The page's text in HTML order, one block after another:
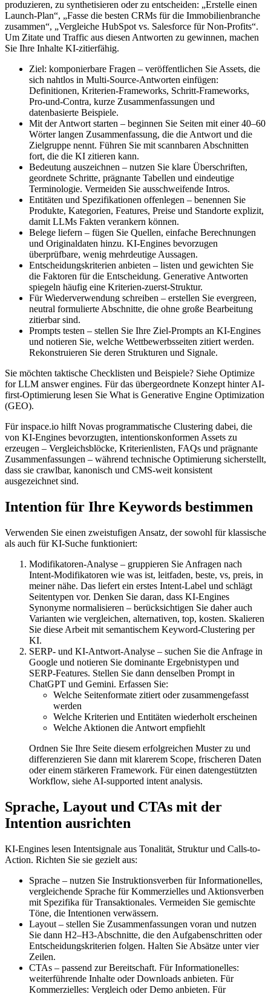
produzieren, zu synthetisieren oder zu entscheiden: „Erstelle einen
Launch-Plan“, „Fasse die besten CRMs für die Immobilienbranche
zusammen“, „Vergleiche HubSpot vs. Salesforce für Non-Profits“.
Um Zitate und Traffic aus diesen Antworten zu gewinnen, machen
Sie Ihre Inhalte KI-zitierfähig.
Ziel: komponierbare Fragen – veröffentlichen Sie Assets, die
sich nahtlos in Multi-Source-Antworten einfügen:
Definitionen, Kriterien-Frameworks, Schritt-Frameworks,
Pro-und-Contra, kurze Zusammenfassungen und
datenbasierte Beispiele.
Mit der Antwort starten – beginnen Sie Seiten mit einer 40–60
Wörter langen Zusammenfassung, die die Antwort und die
Zielgruppe nennt. Führen Sie mit scannbaren Abschnitten
fort, die die KI zitieren kann.
Bedeutung auszeichnen – nutzen Sie klare Überschriften,
geordnete Schritte, prägnante Tabellen und eindeutige
Terminologie. Vermeiden Sie ausschweifende Intros.
Entitäten und Spezifikationen offenlegen – benennen Sie
Produkte, Kategorien, Features, Preise und Standorte explizit,
damit LLMs Fakten verankern können.
Belege liefern – fügen Sie Quellen, einfache Berechnungen
und Originaldaten hinzu. KI-Engines bevorzugen
überprüfbare, wenig mehrdeutige Aussagen.
Entscheidungskriterien anbieten – listen und gewichten Sie
die Faktoren für die Entscheidung. Generative Antworten
spiegeln häufig eine Kriterien-zuerst-Struktur.
Für Wiederverwendung schreiben – erstellen Sie evergreen,
neutral formulierte Abschnitte, die ohne große Bearbeitung
zitierbar sind.
Prompts testen – stellen Sie Ihre Ziel-Prompts an KI-Engines
und notieren Sie, welche Wettbewerbsseiten zitiert werden.
Rekonstruieren Sie deren Strukturen und Signale.
Sie möchten taktische Checklisten und Beispiele? Siehe Optimize
for LLM answer engines. Für das übergeordnete Konzept hinter AI-
first-Optimierung lesen Sie What is Generative Engine Optimization
(GEO).
Für inspace.io hilft Novas programmatische Clustering dabei, die
von KI-Engines bevorzugten, intentionskonformen Assets zu
erzeugen – Vergleichsblöcke, Kriterienlisten, FAQs und prägnante
Zusammenfassungen – während technische Optimierung sicherstellt,
dass sie crawlbar, kanonisch und CMS-weit konsistent
ausgezeichnet sind.
Intention für Ihre Keywords bestimmen
Verwenden Sie einen zweistufigen Ansatz, der sowohl für klassische
als auch für KI-Suche funktioniert:
Modifikatoren-Analyse – gruppieren Sie Anfragen nach
Intent-Modifikatoren wie was ist, leitfaden, beste, vs, preis, in
meiner nähe. Das liefert ein erstes Intent-Label und schlägt
Seitentypen vor. Denken Sie daran, dass KI-Engines
Synonyme normalisieren – berücksichtigen Sie daher auch
Varianten wie vergleichen, alternativen, top, kosten. Skalieren
Sie diese Arbeit mit semantischem Keyword-Clustering per
KI.
SERP- und KI-Antwort-Analyse – suchen Sie die Anfrage in
Google und notieren Sie dominante Ergebnistypen und
SERP-Features. Stellen Sie dann denselben Prompt in
ChatGPT und Gemini. Erfassen Sie:
Welche Seitenformate zitiert oder zusammengefasst
werden
Welche Kriterien und Entitäten wiederholt erscheinen
Welche Aktionen die Antwort empfiehlt
Ordnen Sie Ihre Seite diesem erfolgreichen Muster zu und
differenzieren Sie dann mit klarerem Scope, frischeren Daten
oder einem stärkeren Framework. Für einen datengestützten
Workflow, siehe AI-supported intent analysis.
Sprache, Layout und CTAs mit der
Intention ausrichten
KI-Engines lesen Intentsignale aus Tonalität, Struktur und Calls-to-
Action. Richten Sie sie gezielt aus:
Sprache – nutzen Sie Instruktionsverben für Informationelles,
vergleichende Sprache für Kommerzielles und Aktionsverben
mit Spezifika für Transaktionales. Vermeiden Sie gemischte
Töne, die Intentionen verwässern.
Layout – stellen Sie Zusammenfassungen voran und nutzen
Sie dann H2–H3-Abschnitte, die den Aufgabenschritten oder
Entscheidungskriterien folgen. Halten Sie Absätze unter vier
Zeilen.
CTAs – passend zur Bereitschaft. Für Informationelles:
weiterführende Inhalte oder Downloads anbieten. Für
Kommerzielles: Vergleich oder Demo anbieten. Für